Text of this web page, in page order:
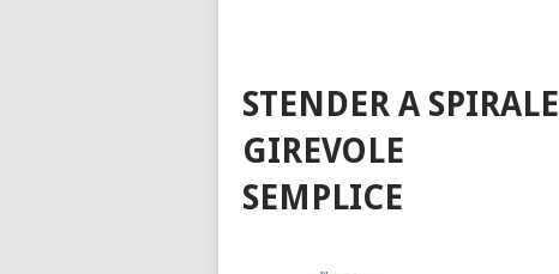
STENDER A SPIRALE
GIREVOLE
SEMPLICE